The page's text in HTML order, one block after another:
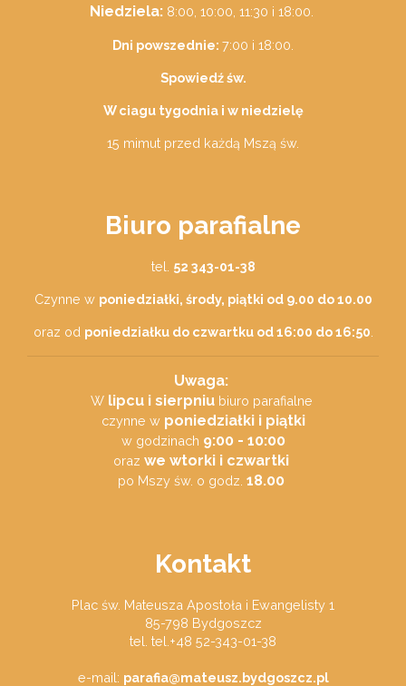
Niedziela:8:00, 10:00, 11:30 i 18:00.
Dni powszednie: 7:00 i 18:00.
Spowiedź św.
W ciagu tygodnia i w niedzielę
15 mimut przed każdą Mszą św.
Biuro parafialne
tel. 52 343-01-38
Czynne w poniedziałki, środy, piątki od 9.00 do 10.00
oraz od poniedziałku do czwartku od 16:00 do 16:50
Uwaga:
W lipcu i sierpniubiuro parafialne
czynne w poniedziałki i piątki
w godzinach 9:00 - 10:00
oraz we wtorki i czwartki
po Mszy św. o godz. 18.00
Kontakt
Plac św. Mateusza Apostoła i Ewangelisty 1
85-798 Bydgoszcz
tel. tel.+48 52-343-01-38
e-mail: parafia@mateusz.bydgoszcz.pl